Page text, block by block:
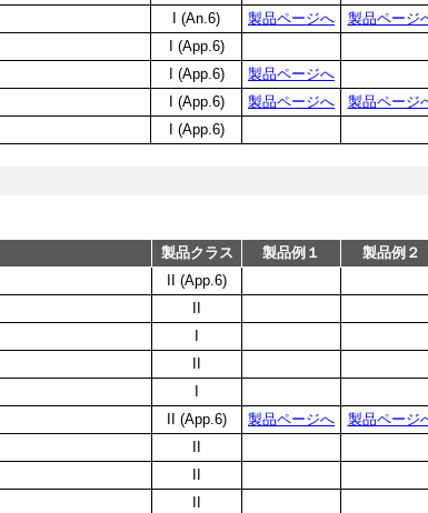
I (An.6) 製品ページへ
製品ページ
I (App.6)
I (App.6)
製品ページへ
I (App.6) 製品ページへ
製品ページ
I (App.6)
製品クラス 製品例１
製品例２
II (App.6)
II (App.6) 製品ページへ
製品ページ